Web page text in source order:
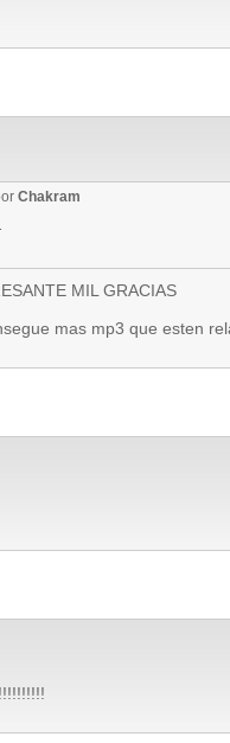
Chakram
MIL GRACIAS
mas mp3 que esten